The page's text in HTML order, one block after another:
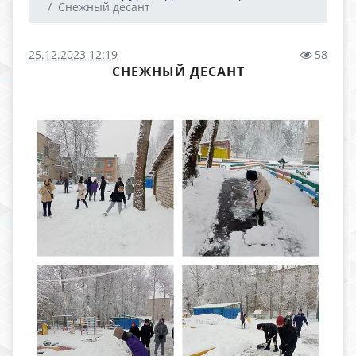
Снежный десант
25.12.2023 12:19 58
СНЕЖНЫЙ ДЕСАНТ